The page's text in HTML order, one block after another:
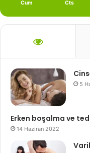
Cum Cts
5
Erken boşalma ve
14 Haziran 2022